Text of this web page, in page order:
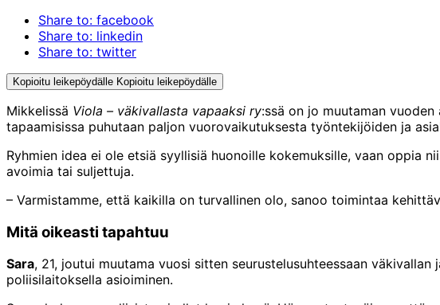
Share to: facebook
Share to: linkedin
Share to: twitter
Kopioitu leikepöydälle Kopioitu leikepöydälle
Mikkelissä Viola – väkivallasta vapaaksi ry:ssä on jo muutaman
tapaamisissa puhutaan paljon vuorovaikutuksesta työntekijöiden ja
Ryhmien idea ei ole etsiä syyllisiä huonoille kokemuksille, vaan oppia
avoimia tai suljettuja.
– Varmistamme, että kaikilla on turvallinen olo, sanoo toimintaa
Mitä oikeasti tapahtuu
Sara, 21, joutui muutama vuosi sitten seurustelusuhteessaan
poliisilaitoksella asioiminen.